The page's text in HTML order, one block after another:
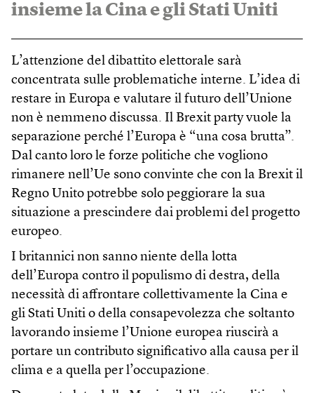
insieme la Cina e gli Stati Uniti
L’attenzione del dibattito elettorale sarà
concentrata sulle problematiche interne. L’idea di
restare in Europa e valutare il futuro dell’Unione
non è nemmeno discussa. Il Brexit party vuole la
separazione perché l’Europa è “una cosa brutta”.
Dal canto loro le forze politiche che vogliono
rimanere nell’Ue sono convinte che con la Brexit il
Regno Unito potrebbe solo peggiorare la sua
situazione a prescindere dai problemi del progetto
europeo.
I britannici non sanno niente della lotta
dell’Europa contro il populismo di destra, della
necessità di affrontare collettivamente la Cina e
gli Stati Uniti o della consapevolezza che soltanto
lavorando insieme l’Unione europea riuscirà a
portare un contributo significativo alla causa per il
clima e a quella per l’occupazione.